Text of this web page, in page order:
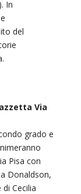
In
del
Via
grado e
Pisa con
Donaldson,
Cecilia